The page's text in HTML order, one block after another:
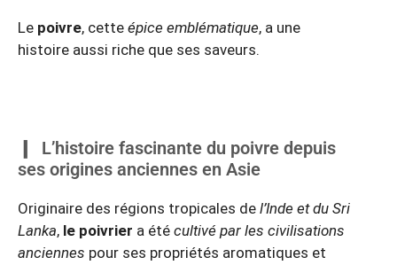
Le poivre, cette épice emblématique, a une
histoire aussi riche que ses saveurs.
L’histoire fascinante du poivre depuis
ses origines anciennes en Asie
Originaire des régions tropicales de l’Inde et du Sri
Lanka, le poivrier a été cultivé par les civilisations
anciennes pour ses propriétés aromatiques et